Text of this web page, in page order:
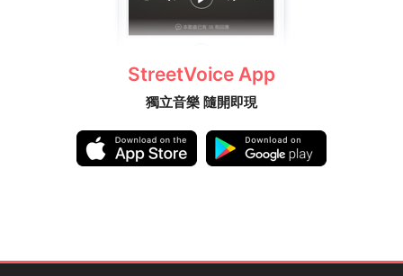
StreetVoice App
獨立音樂 隨開即現